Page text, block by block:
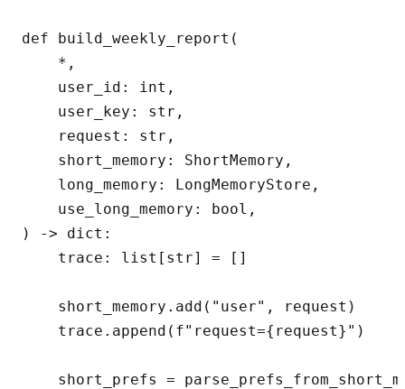
def build_weekly_report(
    *,
    user_id: int,
    user_key: str,
    request: str,
    short_memory: ShortMemory,
    long_memory: LongMemoryStore,
    use_long_memory: bool,
) -> dict:
    trace: list[str] = []
    short_memory.add("user", request)
    trace.append(f"request={request}")
short_prefs =